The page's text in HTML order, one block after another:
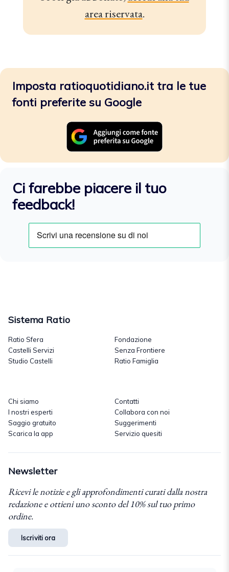
area riservata.
Imposta ratioquotidiano.it tra le tue
fonti preferite su Google
Ci farebbe piacere il tuo
feedback!
Sistema Ratio
Ratio Sfera
Castelli Servizi
Studio Castelli
Fondazione
Senza Frontiere
Ratio Famiglia
Chi siamo
I nostri esperti
Saggio gratuito
Scarica la app
Contatti
Collabora con noi
Suggerimenti
Servizio quesiti
Newsletter
Ricevi le notizie e gli approfondimenti curati dalla nostra
redazione e ottieni uno sconto del 10% sul tuo primo
ordine.
Iscriviti ora